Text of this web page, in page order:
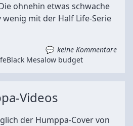
ohnehin etwas schwache
mit der Half Life-Serie
keine Kommentare
Black Mesalow budget
Videos
der Humppa-Cover von